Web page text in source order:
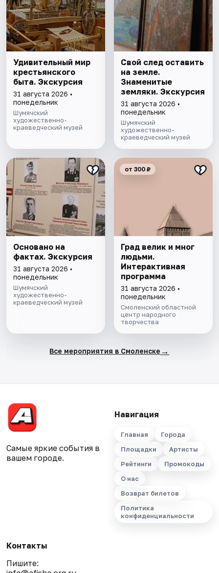
Удивительный мир
крестьянского
быта. Экскурсия
31 августа 2026 •
понедельник
Шумячский
художественно-
краеведческий музей
Свой след оставить
на земле.
Знаменитые
земляки. Экскурсия
31 августа 2026 •
понедельник
Шумячский
художественно-
краеведческий музей
Основано на
фактах. Экскурсия
31 августа 2026 •
понедельник
Шумячский
художественно-
краеведческий музей
от 300 ₽
Град велик и мног
людьми.
Интерактивная
программа
31 августа 2026 •
понедельник
Смоленский областной
центр народного
творчества
Все мероприятия в Смоленске →
Самые яркие события в
вашем городе.
Навигация
Главная
Города
Площадки
Артисты
Рейтинги
Промокоды
О нас
Возврат билетов
Политика
конфиденциальности
Контакты
Пишите: